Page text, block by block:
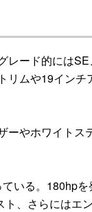
レード的にはSE
リムや19インチ
ーやホワイトス
いる。180hpを
、さらにはエ